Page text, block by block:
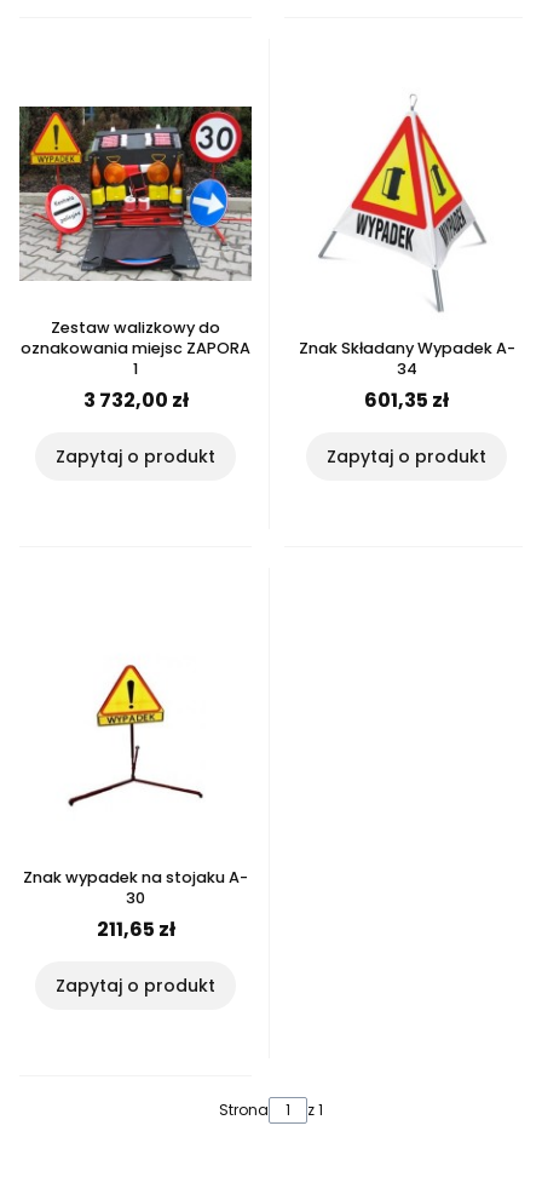
Zestaw walizkowy do
oznakowania miejsc ZAPORA
1
3 732,00 zł
Zapytaj o produkt
Znak Składany Wypadek A-
34
601,35 zł
Zapytaj o produkt
Znak wypadek na stojaku A-
30
211,65 zł
Zapytaj o produkt
Strona z 1